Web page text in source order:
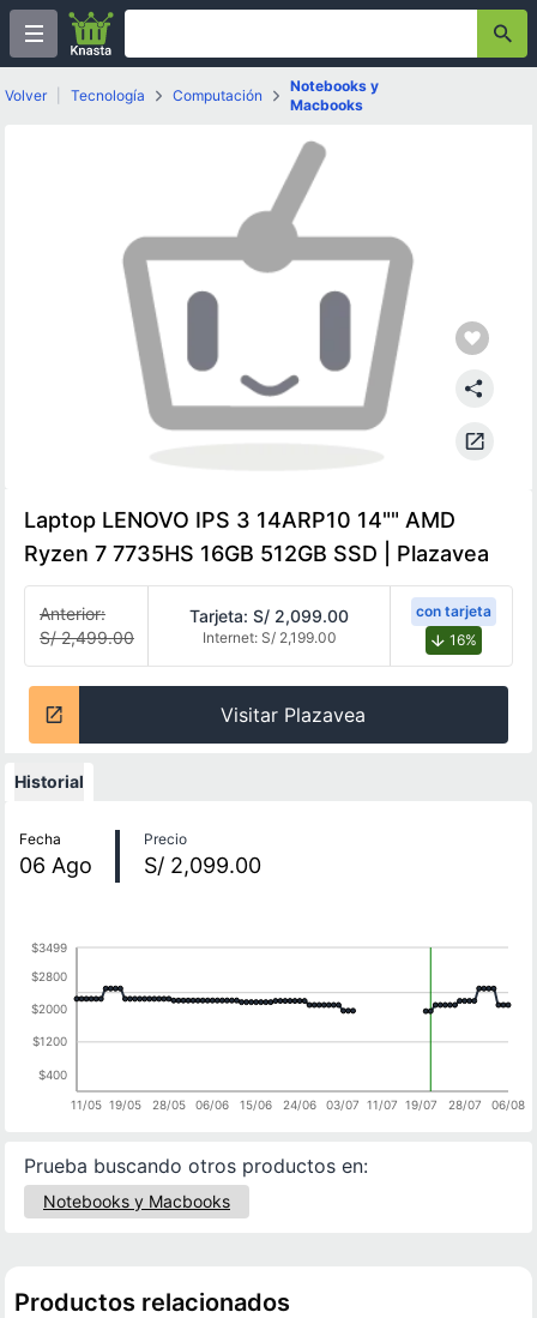
Volver Tecnología Computación
Notebooks y
Macbooks
Laptop LENOVO IPS 3 14ARP10 14"" AMD
Ryzen 7 7735HS 16GB 512GB SSD | Plazavea
Anterior:
S/ 2,499.00
Tarjeta:S/ 2,099.00
Internet: S/ 2,199.00
con tarjeta
16%
Visitar Plazavea
Historial
Fecha
06 Ago
Precio
S/ 2,099.00
11/05 19/05 28/05 06/06 15/06 24/06 03/07 11/07 19/07 28/07 06/08
$400
$1200
$2000
$2800
$3499
Prueba buscando otros productos en:
Notebooks y Macbooks
Productos relacionados